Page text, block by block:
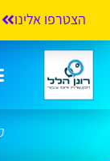
הצטרפו אלינו